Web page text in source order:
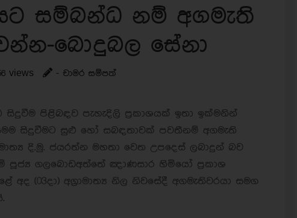
සම්බන්ධ නම් අගමැති
බොදුබල සේනා
views - චාමර සම්පත්
පිළිබඳව පැහැදිලි ප්‍රකාශයක් ඉතා ඉක්මනින්
සිදුවීමට සුළු හෝ සබඳතාවක් පවතීනම් අගමැති
දි.මු. ජයරත්න මහතා වෙත උපදෙස් ලබාදුන් බව
පූජ්‍ය ගලබොඩඅත්තේ ඤාණසාර හිමියෝ ප්‍රකාශ
අද (03දා) අග්‍රාමාත්‍ය නිල නිවසේදී අගමැතිවරයා සමග